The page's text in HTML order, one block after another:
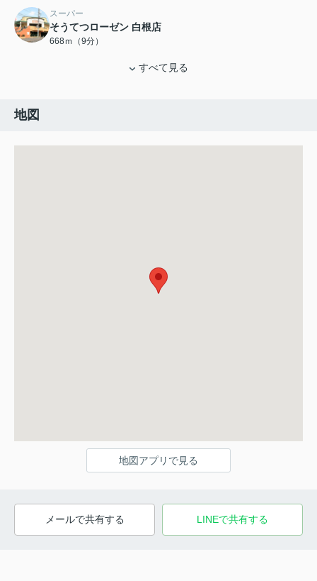
スーパー
そうてつローゼン 白根店
668ｍ（9分）
すべて見る
地図
地図アプリで見る
メールで共有する LINEで共有する